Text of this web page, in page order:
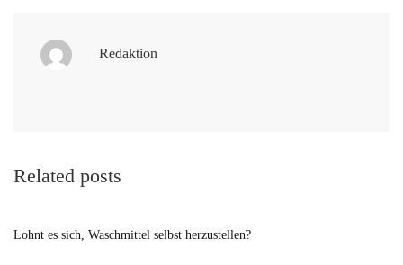
Redaktion
Related posts
Lohnt es sich, Waschmittel selbst herzustellen?